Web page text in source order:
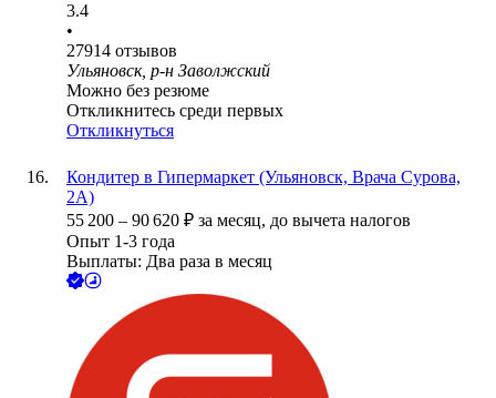
3.4
•
27914 отзывов
Ульяновск, р-н Заволжский
Можно без резюме
Откликнитесь среди первых
Откликнуться
Кондитер в Гипермаркет (Ульяновск, Врача Сурова,
2А)
55 200 – 90 620 ₽ за месяц, до вычета налогов
Опыт 1-3 года
Выплаты: Два раза в месяц